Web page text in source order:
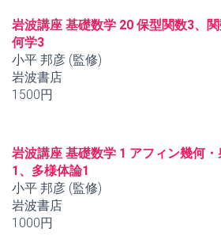
岩波講座 基礎数学 20 保型関数3、
何学3
小平 邦彦 (監修)
岩波書店
1500円
岩波講座 基礎数学 1 アフィン幾何
1、多様体論1
小平 邦彦 (監修)
岩波書店
1000円